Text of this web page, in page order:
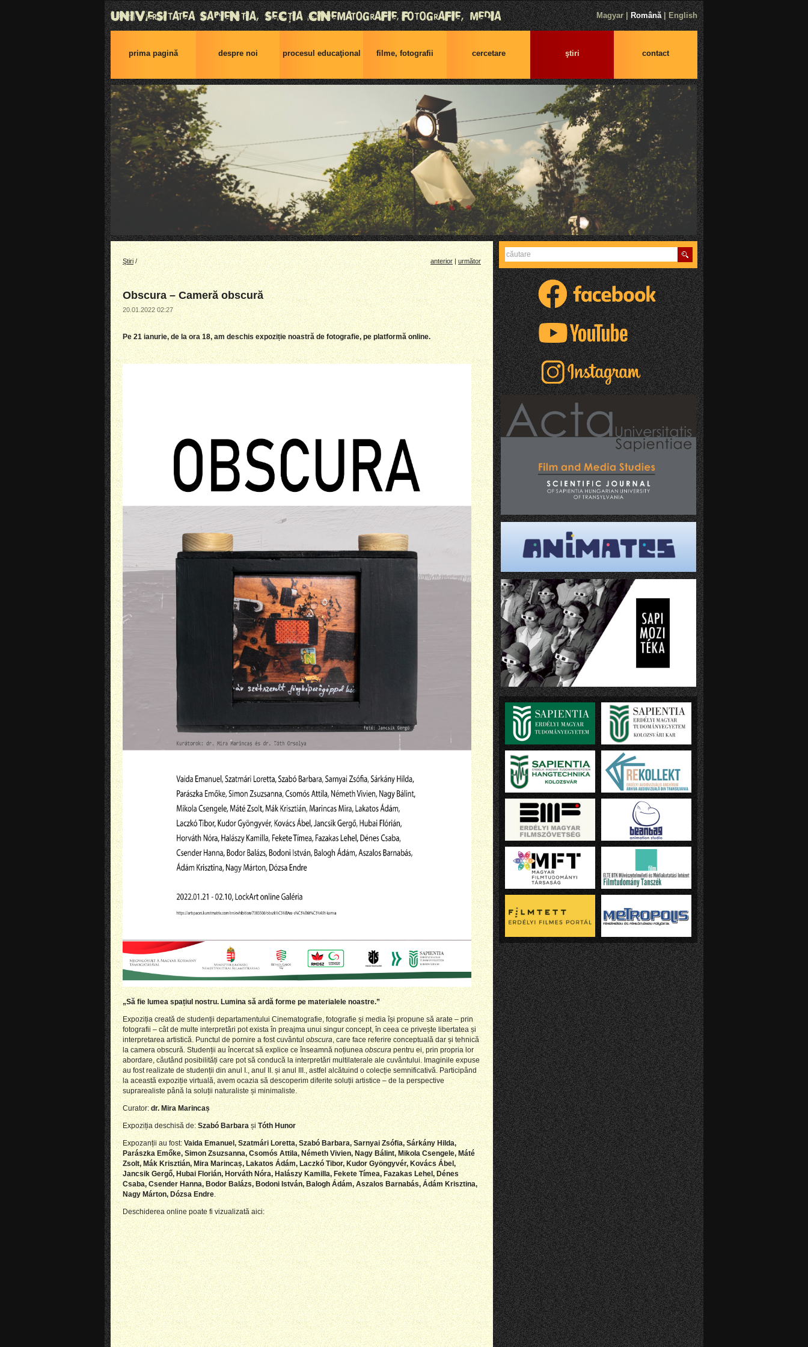
Magyar|Română|English
prima pagină despre noi procesul educaţional filme, fotografii cercetare ştiri contact
Ştiri/ anterior|următor
Obscura – Cameră obscură
20.01.2022 02:27
Pe 21 ianurie, de la ora 18, am deschis expoziție noastră de fotografie,pe platformăonline.
„Să fie lumea spațiul nostru. Lumina să ardăforme pe materialele noastre.”
Expoziția creatăde studenții departamentuluiCinematografie, fotografie și media își propune să arate – prin
fotografii – cât de multe interpretări pot exista în preajma unui singur concept, în ceea ce privește libertatea și
interpretarea artistică. Punctul de pornire a fost cuvântulobscura, careface referire conceptuală dar și tehnică
lacamera obscură. Studenții au încercat să explicece înseamnă noțiuneaobscurapentru ei, prin propria lor
abordare, căutând posibilități care potsă conducă la interpretări multilaterale alecuvântului. Imaginile expuse
au fost realizate de studenții din anul I., anul II. și anul III., astfel alcătuind o colecție semnificativă. Participând
la această expoziție virtuală, avem ocazia să descoperim diferite soluții artistice – de la perspective
suprarealiste până la soluții naturaliste și minimaliste.
Curator:dr. Mira Marincaș
Expoziția deschisă de:Szabó BarbarașiTóth Hunor
Expozanții au fost:Vaida Emanuel, Szatmári Loretta, Szabó Barbara, Sarnyai Zsófia, Sárkány Hilda,
Parászka Emőke, Simon Zsuzsanna, Csomós Attila, Németh Vivien, Nagy Bálint, Mikola Csengele, Máté
Zsolt, Mák Krisztián, Mira Marincaș, Lakatos Ádám, Laczkó Tibor, Kudor Gyöngyvér, Kovács Ábel,
Jancsik Gergő, Hubai Florián, Horváth Nóra, Halászy Kamilla, Fekete Tímea, Fazakas Lehel, Dénes
Csaba, Csender Hanna, Bodor Balázs, Bodoni István, Balogh Ádám, Aszalos Barnabás, Ádám Krisztina,
Nagy Márton, Dózsa Endre.
Deschiderea online poate fi vizualizată aici:
Caută